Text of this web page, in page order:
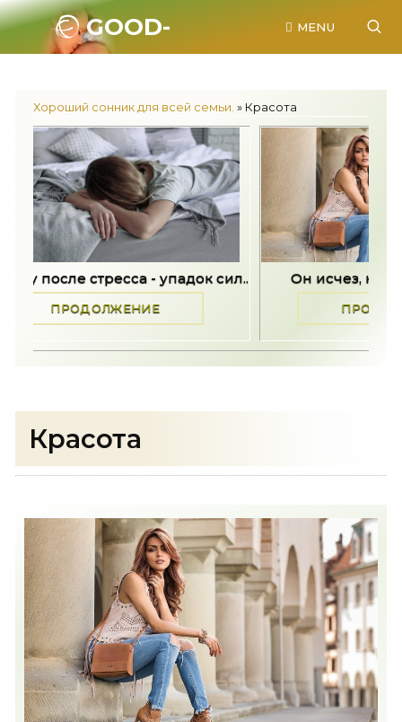
GOOD-
MENU
Хороший сонник для всей семьи. » Красота
сил.. Он исчез, не попрощавшись -..
ПРОДОЛЖЕНИЕ
Красота